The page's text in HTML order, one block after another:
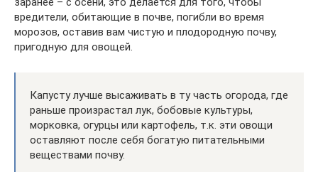
вредители, обитающие в почве, погибли во время
морозов, оставив вам чистую и плодородную почву,
пригодную для овощей.
Капусту лучше высаживать в ту часть огорода, где
раньше произрастал лук, бобовые культуры,
морковка, огурцы или картофель, т.к. эти овощи
оставляют после себя богатую питательными
веществами почву.